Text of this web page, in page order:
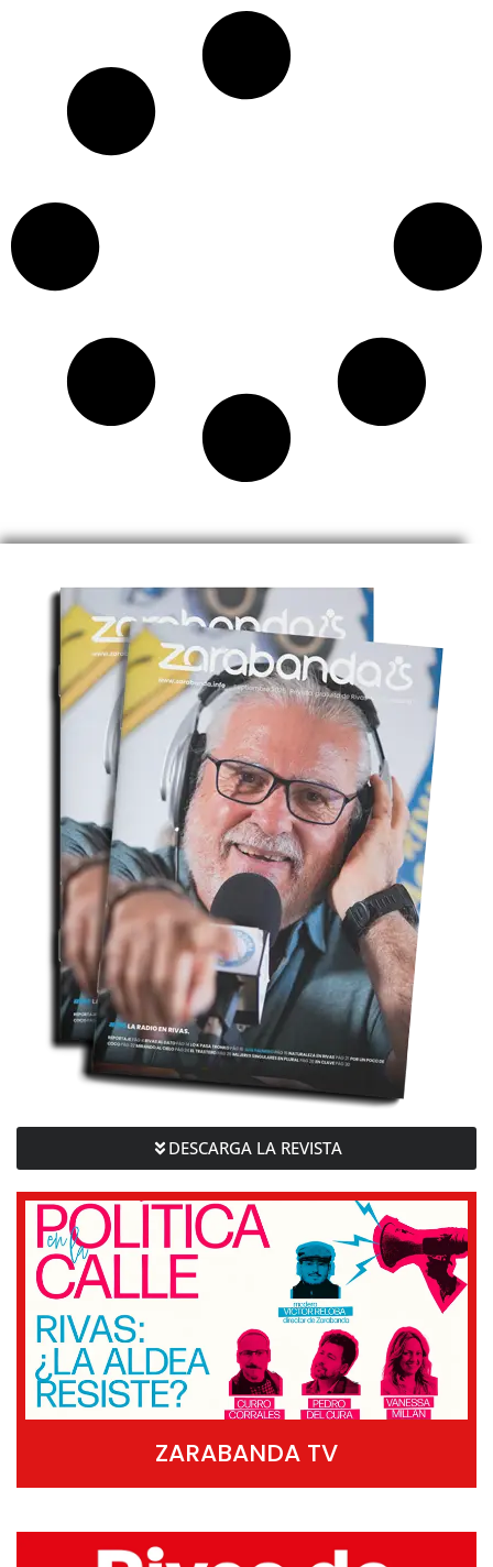
DESCARGA LA REVISTA
ZARABANDA TV